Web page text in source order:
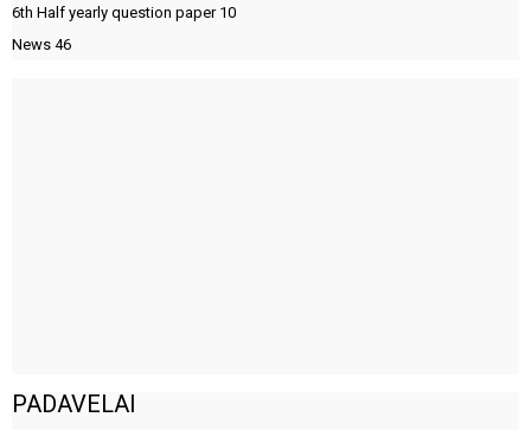
6th Half yearly question paper 10
News 46
PADAVELAI